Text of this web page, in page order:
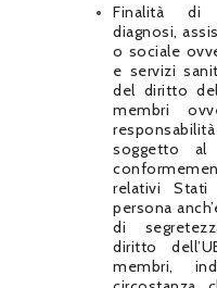
Finalità di
diagnosi,
o sociale
e servizi
del diritto
membri
soggetto al
relativi Stati
persona
di
diritto
membri,